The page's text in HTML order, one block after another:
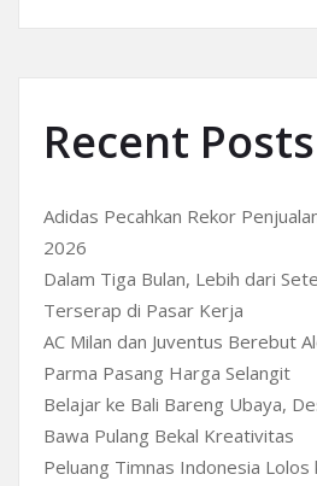
Recent Posts
Adidas Pecahkan Rekor
2026
Dalam Tiga Bulan, Lebih dari
Terserap di Pasar Kerja
AC Milan dan Juventus Berebut
Parma Pasang Harga Selangit
Belajar ke Bali Bareng Ubaya,
Bawa Pulang Bekal Kreativitas
Peluang Timnas Indonesia Lolos